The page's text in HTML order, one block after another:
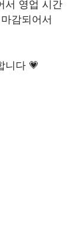
서 영업 시간
감되어서
니다 💗